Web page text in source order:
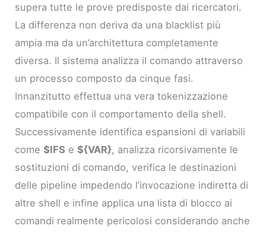
supera tutte le prove predisposte dai ricercatori.
La differenza non deriva da una blacklist più
ampia ma da un’architettura completamente
diversa. Il sistema analizza il comando attraverso
un processo composto da cinque fasi.
Innanzitutto effettua una vera tokenizzazione
compatibile con il comportamento della shell.
Successivamente identifica espansioni di variabili
come$IFS e${VAR}, analizza ricorsivamente le
sostituzioni di comando, verifica le destinazioni
delle pipeline impedendo l’invocazione indiretta di
altre shell e infine applica una lista di blocco ai
comandi realmente pericolosi considerando anche